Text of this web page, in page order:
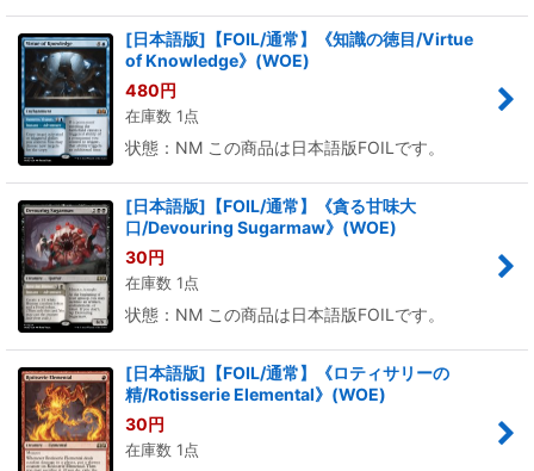
[日本語版]【FOIL/通常】《知識の徳目/Virtue
of Knowledge》(WOE)
480円
在庫数 1点
状態：NM この商品は日本語版FOILです。
[日本語版]【FOIL/通常】《貪る甘味大
口/Devouring Sugarmaw》(WOE)
30円
在庫数 1点
状態：NM この商品は日本語版FOILです。
[日本語版]【FOIL/通常】《ロティサリーの
精/Rotisserie Elemental》(WOE)
30円
在庫数 1点